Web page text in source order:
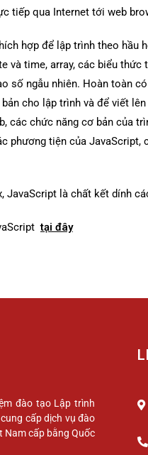
tiếp qua Internet tới web
hợp để lập trình theo
và time, array, các biểu
số ngẫu nhiên. Hoàn toàn
cho lập trình và để viết
các chức năng cơ bản của
phương tiện của
JavaScript là chất kết dính
tại đây
đào tạo Lập trình
cấp dịch vụ đào
Nam cấp bằng Quốc